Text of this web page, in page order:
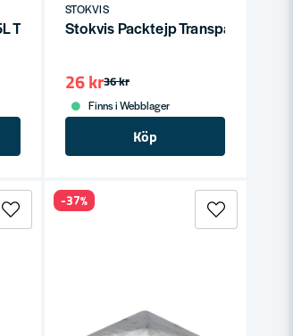
Transparent 1051 NPL
STOKVIS
Stokvis Packtejp Transparant PP
36 kr
26 kr
Finns i Webblager
Köp
-37%